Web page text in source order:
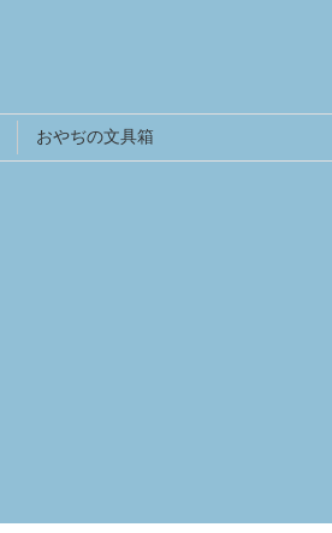
おやぢの文具箱